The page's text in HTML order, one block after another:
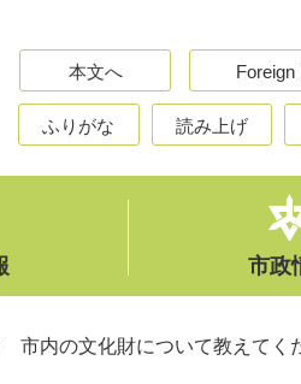
本文へ Foreign
ふりがな 読み上げ
市政
市内の文化財について教えてく